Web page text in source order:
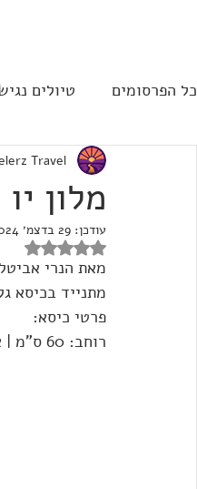
כל הפרסומים טיולים
שייט תענוגות - קרוז
מלון
Travel
עודכן: 29 בדצמ׳ 2024
דירוג של NaN מתוך 5 כוכבים
מאת הנרי אביטל
מתנייד בכיסא
פרטי כיסא:
רוחב: 60 ס"מ | אורך: 90 ס"מ | גובה מושב: 50 ס"מ